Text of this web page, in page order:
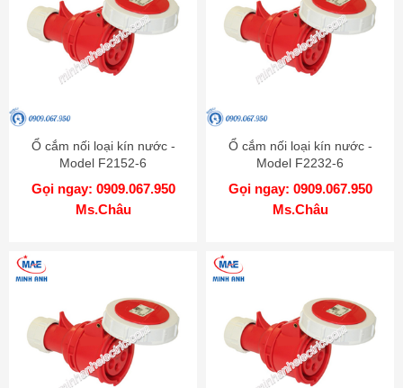
Ổ cắm nối loại kín nước -
Model F2152-6
Gọi ngay: 0909.067.950
Ms.Châu
Ổ cắm nối loại kín nước -
Model F2232-6
Gọi ngay: 0909.067.950
Ms.Châu